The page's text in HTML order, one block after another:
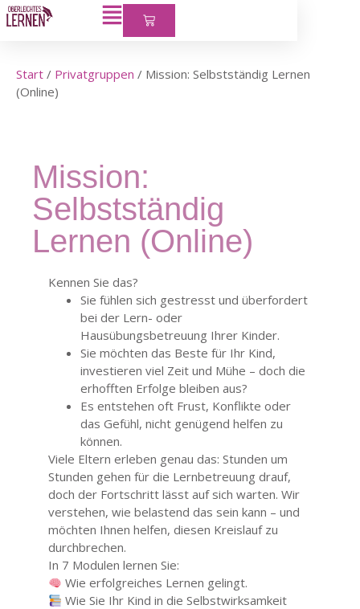
Start / Privatgruppen / Mission: Selbstständig Lernen
(Online)
Mission:
Selbstständig
Lernen (Online)
Kennen Sie das?
Sie fühlen sich gestresst und überfordert
bei der Lern- oder
Hausübungsbetreuung Ihrer Kinder.
Sie möchten das Beste für Ihr Kind,
investieren viel Zeit und Mühe – doch die
erhofften Erfolge bleiben aus?
Es entstehen oft Frust, Konflikte oder
das Gefühl, nicht genügend helfen zu
können.
Viele Eltern erleben genau das: Stunden um
Stunden gehen für die Lernbetreuung drauf,
doch der Fortschritt lässt auf sich warten. Wir
verstehen, wie belastend das sein kann – und
möchten Ihnen helfen, diesen Kreislauf zu
durchbrechen.
In 7 Modulen lernen Sie:
Wie erfolgreiches Lernen gelingt.
Wie Sie Ihr Kind in die Selbstwirksamkeit